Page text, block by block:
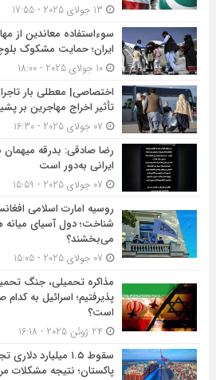
سوءاستفاده معاندین از
ایران؛ حمایت مشکوک
10 جولای 2025 - 18:00
اختصاصی| معطلی بار
تأثیر اخراج مهاجرین بر
رضا صادقی: بدرقه میهمان
ایرانی به‌دور است
روسیه امارت اسلامی
شناخت؛ دول آسیای میانه
می‎‌بخشند؟
مذاکره تحمیلی، جنگ
پذیرفتیم؛ اسرائیل به کدام
است؟
سقوط ۱.۵ میلیارد
پاکستان؛ نتیجه مشکلات